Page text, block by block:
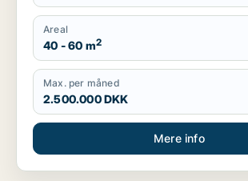
Areal
40 - 60 m2
Max. per måned
2.500.000 DKK
Mere info